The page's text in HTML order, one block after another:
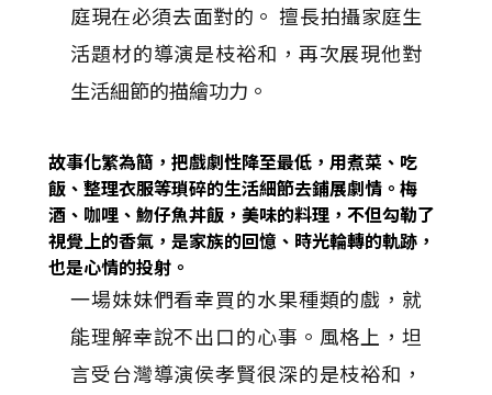
庭現在必須去面對的。 擅長拍攝家庭生
活題材的導演是枝裕和，再次展現他對
生活細節的描繪功力。
故事化繁為簡，把戲劇性降至最低，用煮菜、吃
飯、整理衣服等瑣碎的生活細節去鋪展劇情。梅
酒、咖哩、魩仔魚丼飯，美味的料理，不但勾勒了
視覺上的香氣，是家族的回憶、時光輪轉的軌跡，
也是心情的投射。
一場妹妹們看幸買的水果種類的戲，就
能理解幸說不出口的心事。風格上，坦
言受台灣導演侯孝賢很深的是枝裕和，